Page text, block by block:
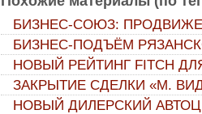
БИЗНЕС-СОЮЗ:
БИЗНЕС-ПОДЪЁМ
НОВЫЙ РЕЙТИНГ FITCH
ЗАКРЫТИЕ СДЕЛКИ «М.
НОВЫЙ ДИЛЕРСКИЙ